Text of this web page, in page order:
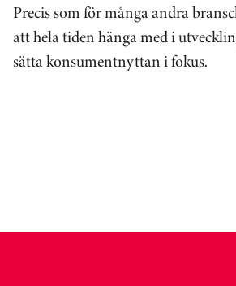
Precis som för många andra
att hela tiden hänga med i
sätta konsumentnyttan i fokus.